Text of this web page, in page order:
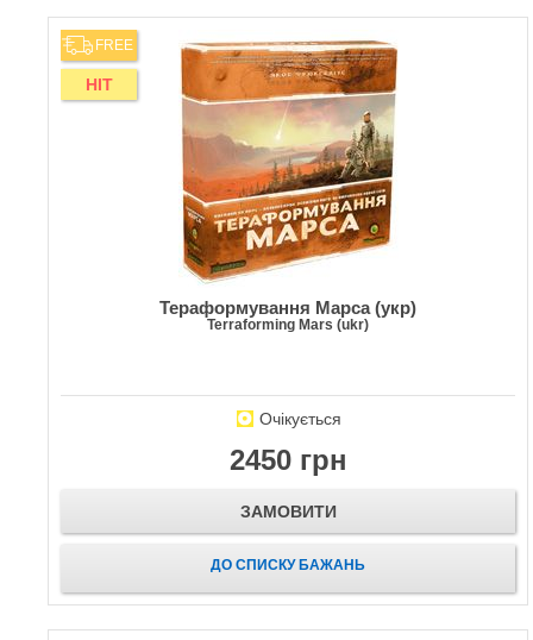
FREE
HIT
Тераформування Марса (укр)
Terraforming Mars (ukr)
Очікується
2450 грн
ЗАМОВИТИ
ДО СПИСКУ БАЖАНЬ